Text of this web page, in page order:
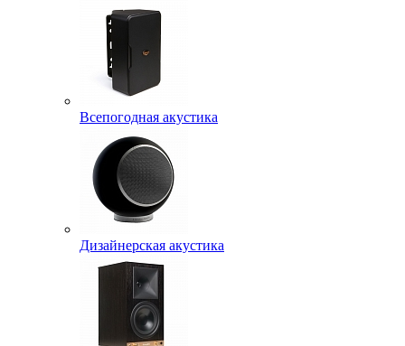
Всепогодная акустика
Дизайнерская акустика